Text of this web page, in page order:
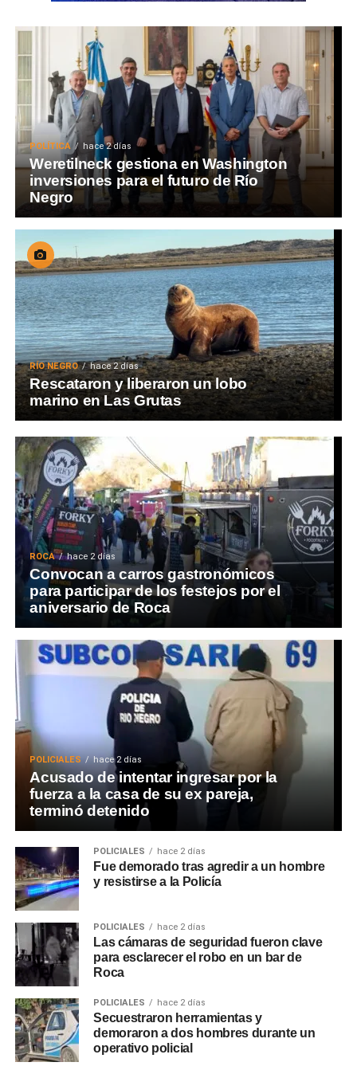
POLÍTICA hace 2 días
Weretilneck gestiona en Washington
inversiones para el futuro de Río
Negro
RÍO NEGRO hace 2 días
Rescataron y liberaron un lobo
marino en Las Grutas
ROCA hace 2 días
Convocan a carros gastronómicos
para participar de los festejos por el
aniversario de Roca
POLICIALES hace 2 días
Acusado de intentar ingresar por la
fuerza a la casa de su ex pareja,
terminó detenido
POLICIALES hace 2 días
Fue demorado tras agredir a un hombre
y resistirse a la Policía
POLICIALES hace 2 días
Las cámaras de seguridad fueron clave
para esclarecer el robo en un bar de
Roca
POLICIALES hace 2 días
Secuestraron herramientas y
demoraron a dos hombres durante un
operativo policial